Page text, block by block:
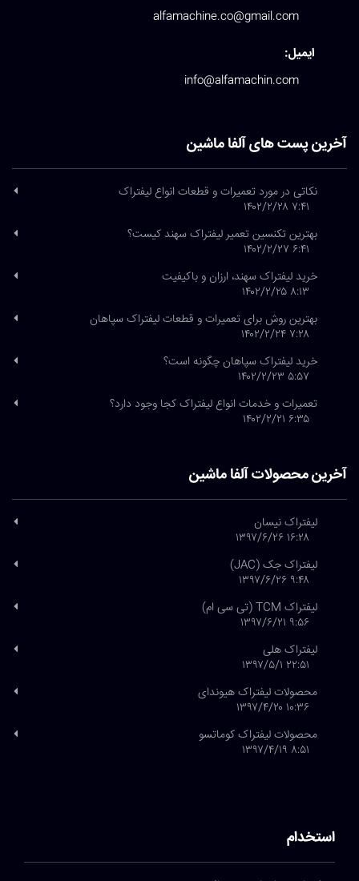
alfamachine.co@gmail.com
ایمیل:
info@alfamachin.com
آخرین پست های آلفا ماشین
نکاتی در مورد تعمیرات و قطعات انواع لیفتراک
۷:۴۱ ۱۴۰۲/۲/۲۸
بهترین تکنسین تعمیر لیفتراک سهند کیست؟
۶:۴۱ ۱۴۰۲/۲/۲۷
خرید لیفتراک سهند، ارزان و باکیفیت
۸:۱۳ ۱۴۰۲/۲/۲۵
بهترین روش برای تعمیرات و قطعات لیفتراک سپاهان
۷:۲۸ ۱۴۰۲/۲/۲۴
خرید لیفتراک سپاهان چگونه است؟
۵:۵۷ ۱۴۰۲/۲/۲۳
تعمیرات و خدمات انواع لیفتراک کجا وجود دارد؟
۶:۳۵ ۱۴۰۲/۲/۲۱
آخرین محصولات آلفا ماشین
لیفتراک نیسان
۱۶:۲۸ ۱۳۹۷/۶/۲۶
لیفتراک جک (JAC)
۹:۴۸ ۱۳۹۷/۶/۲۶
لیفتراک TCM (تی سی ام)
۹:۵۶ ۱۳۹۷/۶/۲۱
لیفتراک هلی
۲۲:۵۱ ۱۳۹۷/۵/۱
محصولات لیفتراک هیوندای
۱۰:۳۶ ۱۳۹۷/۴/۲۰
محصولات لیفتراک کوماتسو
۸:۵۱ ۱۳۹۷/۴/۱۹
استخدام